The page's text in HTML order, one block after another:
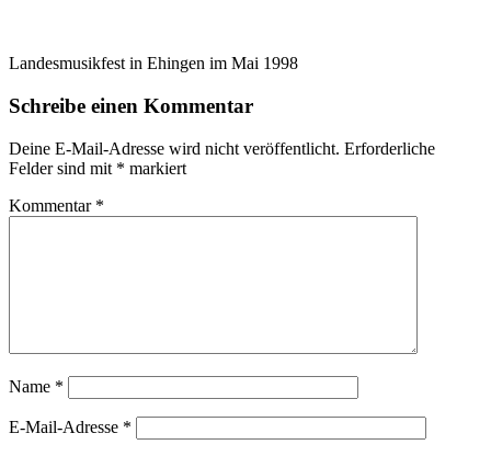
Landesmusikfest in Ehingen im Mai 1998
Schreibe einen Kommentar
Deine E-Mail-Adresse wird nicht veröffentlicht. Erforderliche
Felder sind mit * markiert
Kommentar *
Name *
E-Mail-Adresse *